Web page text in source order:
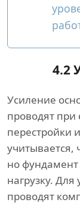
4.2
Усиление
проводят при
перестройки
но
нагрузку.
проводят